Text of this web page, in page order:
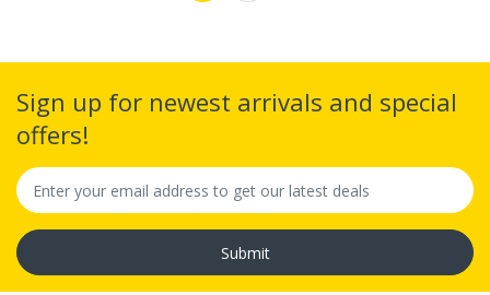
Sign up for newest arrivals and special
offers!
Submit